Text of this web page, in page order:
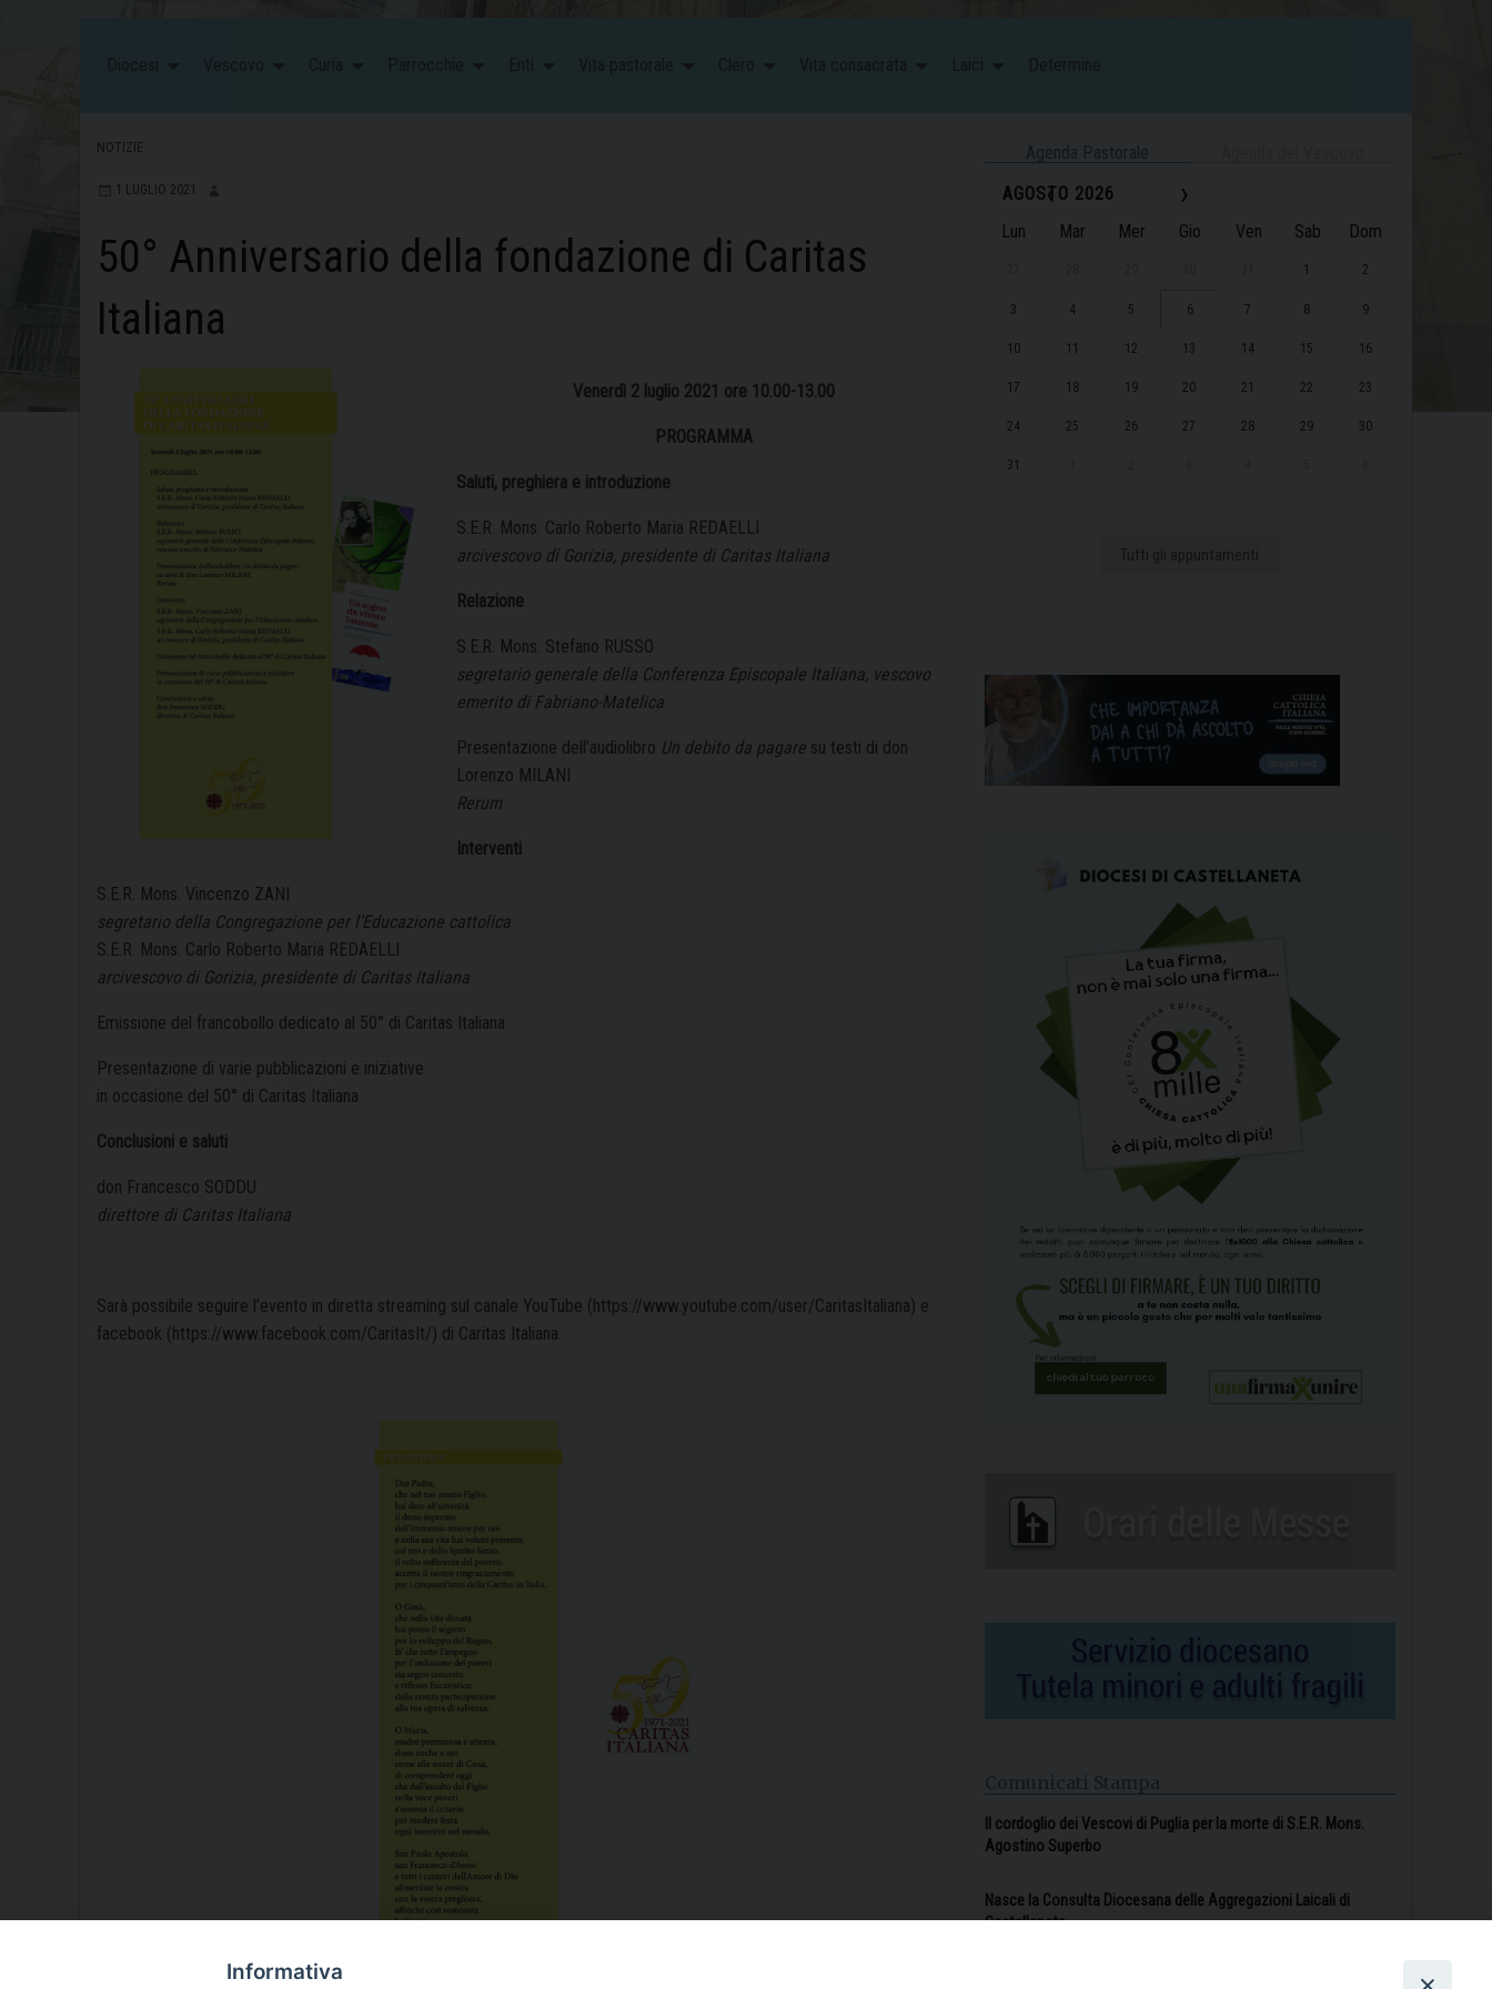
NOTIZIE
1 LUGLIO 2021
50° Anniversario della fondazione di Caritas
Italiana
Venerdì 2 luglio 2021 ore 10.00-13.00
PROGRAMMA
Saluti, preghiera e introduzione
S.E.R. Mons. Carlo Roberto Maria REDAELLI
arcivescovo di Gorizia, presidente di Caritas Italiana
Relazione
S.E.R. Mons. Stefano RUSSO
segretario generale della Conferenza Episcopale Italiana, vescovo
emerito di Fabriano-Matelica
Presentazione dell’audiolibro Un debito da pagare su testi di don
Lorenzo MILANI
Rerum
Interventi
S.E.R. Mons. Vincenzo ZANI
segretario della Congregazione per l’Educazione cattolica
S.E.R. Mons. Carlo Roberto Maria REDAELLI
arcivescovo di Gorizia, presidente di Caritas Italiana
Emissione del francobollo dedicato al 50° di Caritas Italiana
Presentazione di varie pubblicazioni e iniziative
in occasione del 50° di Caritas Italiana
Conclusioni e saluti
don Francesco SODDU
direttore di Caritas Italiana
Sarà possibile seguire l’evento in diretta streaming sul canale YouTube ( https://www.youtube.com/user/CaritasItaliana) e
facebook ( https://www.facebook.com/CaritasIt/) di Caritas Italiana.
Agenda Pastorale
‹
AGOSTO 2026 ›
Lun Mar Mer Gio Ven Sab Dom
1 2
3 4 5 6 7 8 9
10 11 12 13 14 15 16
17 18 19 20 21 22 23
24 25 26 27 28 29 30
31
Comunicati Stampa
Il cordoglio dei Vescovi di Puglia per la morte di S.E.R. Mons.
Agostino Superbo
Nasce la Consulta Diocesana delle Aggregazioni Laicali di
Castellaneta
Informativa